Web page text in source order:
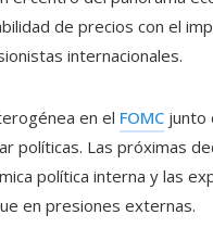
de precios con el
internacionales.
en el FOMC junto
políticas. Las próximas
política interna y las
en presiones externas.